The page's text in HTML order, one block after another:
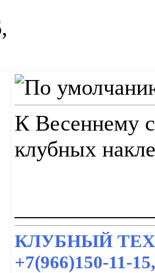
К Весеннему
клубных
КЛУБНЫЙ
+7(966)150-11-